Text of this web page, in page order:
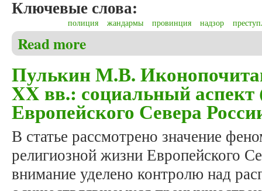
Ключевые слова:
полиция жандармы провинция надзор
Read more
Пулькин М.В.
XX вв.: социальный
Европейского Севера
В статье рассмотрено значение
религиозной жизни Европейского
внимание уделено контролю над